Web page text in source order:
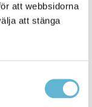
att webbsidorna
att stänga
Skåne Nordost